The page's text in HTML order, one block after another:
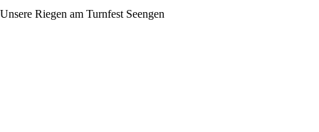
heisser
Unsere Riegen am Turnfest Seengen